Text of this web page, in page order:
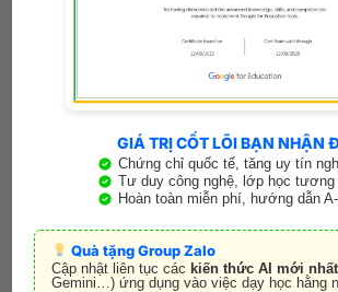
Dừng ngay việc cặm cụi chép từ vựng vào sổ!
22
Th10
GIÁ TRỊ CỐT LÕI BẠN NHẬN
Chứng chỉ quốc tế, tăng uy tín
Tư duy công nghệ, lớp học tương
Hoàn toàn miễn phí, hướng dẫn
Quà tặng Group Zalo
Cập nhật liên tục các kiến thức AI mới nhất
Gemini…) ứng dụng vào việc dạy học hằng